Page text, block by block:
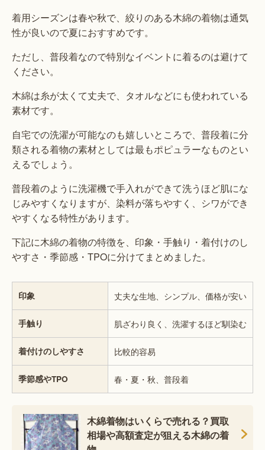
着用シーズンは春や秋で、絞りのある木綿の着物は通気
性が良いので夏におすすめです。
ただし、普段着なので特別なイベントに着るのは避けて
ください。
木綿は糸が太くて丈夫で、タオルなどにも使われている
素材です。
自宅での洗濯が可能なのも嬉しいところで、普段着に分
類される着物の素材としては最もポピュラーなものとい
えるでしょう。
普段着のように洗濯機で手入れができて洗うほど肌にな
じみやすくなりますが、染料が落ちやすく、シワができ
やすくなる特性があります。
下記に木綿の着物の特徴を、印象・手触り・着付けのし
やすさ・季節感・TPOに分けてまとめました。
印象 丈夫な生地、シンプル、価格が安い
手触り 肌ざわり良く、洗濯するほど馴染む
着付けのしやすさ 比較的容易
季節感やTPO 春・夏・秋、普段着
木綿着物はいくらで売れる？買取
相場や高額査定が狙える木綿の着